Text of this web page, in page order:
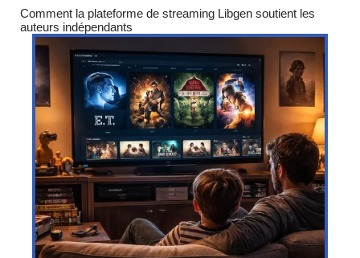
Comment la plateforme de streaming Libgen soutient les
auteurs indépendants